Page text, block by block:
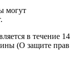
могут
в течение 14
(О защите прав